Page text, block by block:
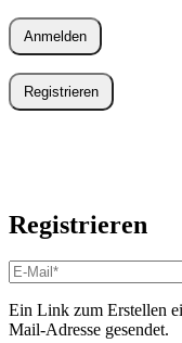
Anmelden
Registrieren
Registrieren
E-
Mail-
Adresse*
Erforderlich
Ein Link zum Erstellen
Mail-Adresse gesendet.